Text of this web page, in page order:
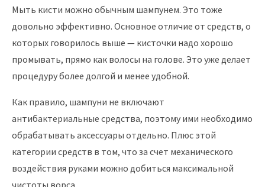
Мыть кисти можно обычным шампунем. Это тоже
довольно эффективно. Основное отличие от средств, о
которых говорилось выше — кисточки надо хорошо
промывать, прямо как волосы на голове. Это уже делает
процедуру более долгой и менее удобной.
Как правило, шампуни не включают
антибактериальные средства, поэтому ими необходимо
обрабатывать аксессуары отдельно. Плюс этой
категории средств в том, что за счет механического
воздействия руками можно добиться максимальной